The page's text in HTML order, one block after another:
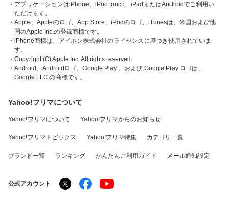
・アプリケーションはiPhone、iPod touch、iPadまたはAndroidでご利用い
ただけます。
・Apple、Appleのロゴ、App Store、iPodのロゴ、iTunesは、米国および他
国のApple Inc.の登録商標です。
・iPhone商標は、アイホン株式会社のライセンスに基づき使用されていま
す。
・Copyright (C) Apple Inc. All rights reserved.
・Android、Androidロゴ、Google Play 、および Google Play ロゴは、
Google LLC の商標です。
Yahoo!フリマについて
Yahoo!フリマについて Yahoo!フリマからのお知らせ
Yahoo!フリマトピックス Yahoo!フリマ特集 カテゴリ一覧
ブランド一覧 ランキング かんたんご利用ガイド メール通知設定
公式アカウント